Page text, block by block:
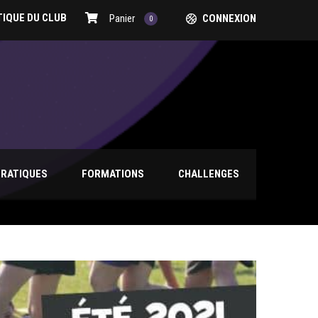
DU CLUB Panier 0 CONNEXION
FORMATIONS CHALLENGES